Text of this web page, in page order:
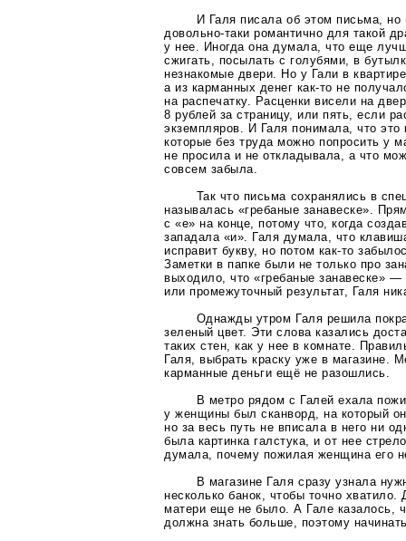
И Галя писала об этом письма, но
довольно-таки романтично для такой
у нее. Иногда она думала, что еще
сжигать, посылать с голубями, в
незнакомые двери. Но у Гали в
а из карманных денег как-то не
на распечатку. Расценки висели на
8 рублей за страницу, или пять, если
экземпляров. И Галя понимала, что это
которые без труда можно попросить у
не просила и не откладывала, а что
совсем забыла.
Так что письма сохранялись в
называлась «гребаные занавеске».
с «е» на конце, потому что, когда
западала «и». Галя думала, что
исправит букву, но потом как-то
Заметки в папке были не только про
выходило, что «гребаные занавеске» —
или промежуточный результат, Галя
Однажды утром Галя решила
зеленый цвет. Эти слова казались
таких стен, как у нее в комнате.
Галя, выбрать краску уже в магазине.
карманные деньги ещё не разошлись.
В метро рядом с Галей ехала
у женщины был сканворд, на который
но за весь путь не вписала в него ни
была картинка галстука, и от нее
думала, почему пожилая женщина его
В магазине Галя сразу узнала
несколько банок, чтобы точно
матери еще не было. А Гале казалось,
должна знать больше, поэтому